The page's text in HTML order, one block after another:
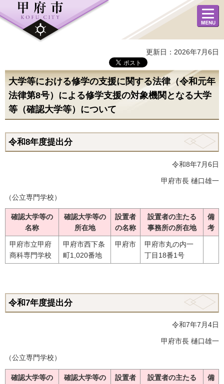
メニュ
ー
更新日：2026年7月6日
大学等における修学の支援に関する法律（令和元年
法律第8号）による修学支援の対象機関となる大学
等（確認大学等）について
令和8年度提出分
令和8年7月6日
甲府市長 樋口雄一
（公立専門学校）
確認大学等の
名称
確認大学等の
所在地
設置者
の名称
設置者の主たる
事務所の所在地
備
考
甲府市立甲府
商科専門学校
甲府市西下条
町1,020番地
甲府市
甲府市丸の内一
丁目18番1号
令和7年度提出分
令和7年7月4日
甲府市長 樋口雄一
（公立専門学校）
確認大学等の
確認大学等の
設置者
設置者の主たる
備